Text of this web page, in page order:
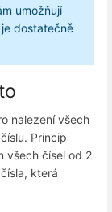
umožňují
dostatečně
nalezení všech
Princip
všech čísel od 2
která